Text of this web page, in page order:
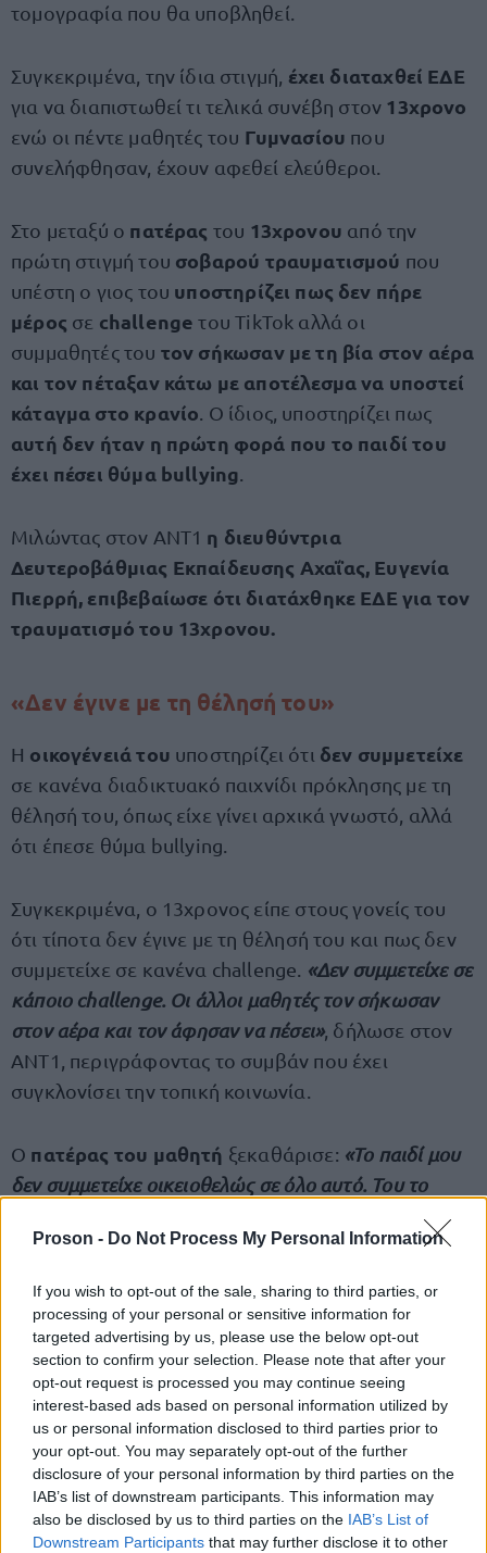
Proson - Do Not Process My Personal Information
If you wish to opt-out of the sale, sharing to third parties, or
processing of your personal or sensitive information for
targeted advertising by us, please use the below opt-out
section to confirm your selection. Please note that after your
opt-out request is processed you may continue seeing
interest-based ads based on personal information utilized by
us or personal information disclosed to third parties prior to
your opt-out. You may separately opt-out of the further
disclosure of your personal information by third parties on the
IAB’s list of downstream participants. This information may
also be disclosed by us to third parties on the IAB’s List of
Downstream Participants that may further disclose it to other
τομογραφία που θα υποβληθεί.
Συγκεκριμένα, την ίδια στιγμή, έχει διαταχθεί ΕΔΕ
για να διαπιστωθεί τι τελικά συνέβη στον 13χρονο
ενώ οι πέντε μαθητές του Γυμνασίου που
συνελήφθησαν, έχουν αφεθεί ελεύθεροι.
Στο μεταξύ ο πατέρας του 13χρονου από την
πρώτη στιγμή του σοβαρού τραυματισμού που
υπέστη ο γιος του υποστηρίζει πως δεν πήρε
μέρος σε challengeτου TikTok αλλά οι
συμμαθητές του τον σήκωσαν με τη βία στον αέρα
και τον πέταξαν κάτω με αποτέλεσμα να υποστεί
κάταγμα στο κρανίο . Ο ίδιος, υποστηρίζει πως
αυτή δεν ήταν η πρώτη φορά που το παιδί του
έχει πέσει θύμα bullying
Μιλώντας στον ΑΝΤ1 η διευθύντρια
Δευτεροβάθμιας Εκπαίδευσης Αχαΐας, Ευγενία
Πιερρή, επιβεβαίωσε ότι διατάχθηκε ΕΔΕ για τον
τραυματισμό του 13χρονου.
«Δεν έγινε με τη θέλησή του»
Η οικογένειά του υποστηρίζει ότι δεν συμμετείχε
σε κανένα διαδικτυακό παιχνίδι πρόκλησης με τη
θέλησή του, όπως είχε γίνει αρχικά γνωστό, αλλά
ότι έπεσε θύμα bullying.
Συγκεκριμένα, ο 13χρονος είπε στους γονείς του
ότι τίποτα δεν έγινε με τη θέλησή του και πως δεν
συμμετείχε σε κανένα challenge. «Δεν συμμετείχε σε
κάποιο challenge. Οι άλλοι μαθητές τον σήκωσαν
στον αέρα και τον άφησαν να πέσει», δήλωσε στον
ΑΝΤ1, περιγράφοντας το συμβάν που έχει
συγκλονίσει την τοπική κοινωνία.
Ο πατέρας του μαθητή ξεκαθάρισε: «Το παιδί μου
δεν συμμετείχε οικειοθελώς σε όλο αυτό. Του το
έκαναν με το ζόρι. Τον πήραν, τον σήκωσαν ψηλά και
τον πέταξαν. Του είπαν “θα σε σηκώσουμε ψηλά και
«Έκανα καταγγελία για να παραδειγματιστούν τα
παιδιά και να μην ξαναγίνει. Ξέρουμε ποια παιδιά το
έκαναν. Να παραδειγματιστούν».
ΑΣΕΠ: Πιστοποίηση Αγγλικών σε
μόνο 2 ημέρες στα χέρια σας